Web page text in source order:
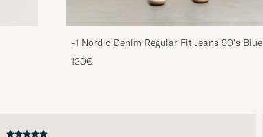
-1 Nordic Denim Regular Fit Jeans 90's Blue
130€